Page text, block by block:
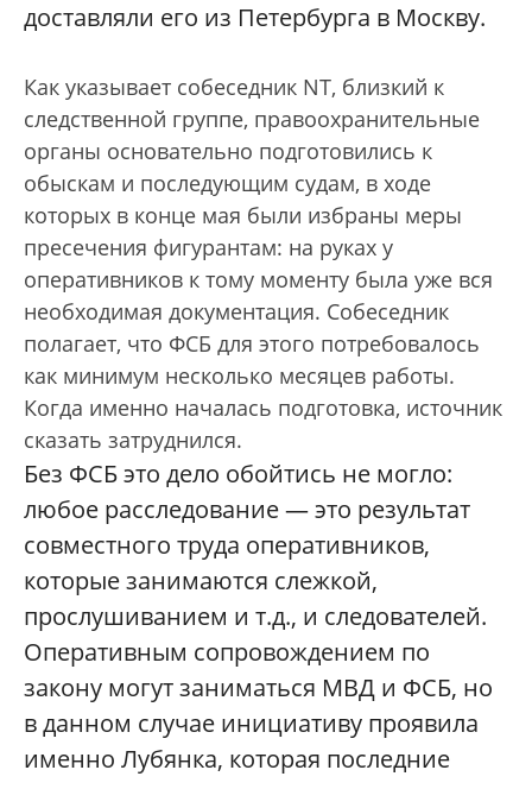
доставляли его из Петербурга в Москву.
Как указывает собеседник NT, близкий к
следственной группе, правоохранительные
органы основательно подготовились к
обыскам и последующим судам, в ходе
которых в конце мая были избраны меры
пресечения фигурантам: на руках у
оперативников к тому моменту была уже вся
необходимая документация. Собеседник
полагает, что ФСБ для этого потребовалось
как минимум несколько месяцев работы.
Когда именно началась подготовка, источник
сказать затруднился.
Без ФСБ это дело обойтись не могло:
любое расследование — это результат
совместного труда оперативников,
которые занимаются слежкой,
прослушиванием и т.д., и следователей.
Оперативным сопровождением по
закону могут заниматься МВД и ФСБ, но
в данном случае инициативу проявила
именно Лубянка, которая последние